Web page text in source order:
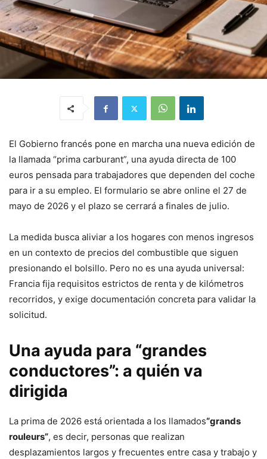
El Gobierno francés pone en marcha una nueva edición de
la llamada “prima carburant”, una ayuda directa de 100
euros pensada para trabajadores que dependen del coche
para ir a su empleo. El formulario se abre online el 27 de
mayo de 2026 y el plazo se cerrará a finales de julio.
La medida busca aliviar a los hogares con menos ingresos
en un contexto de precios del combustible que siguen
presionando el bolsillo. Pero no es una ayuda universal:
Francia fija requisitos estrictos de renta y de kilómetros
recorridos, y exige documentación concreta para validar la
solicitud.
Una ayuda para “grandes
conductores”: a quién va
dirigida
La prima de 2026 está orientada a los llamados“grands
rouleurs”, es decir, personas que realizan
desplazamientos largos y frecuentes entre casa y trabajo y